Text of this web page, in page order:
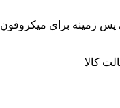
زمینه برای میکروفون
کالا